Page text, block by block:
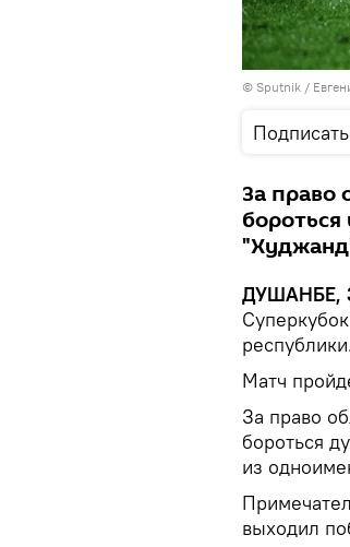
© Sputnik /
За право
ДУШАНБЕ,
Матч
За право
бороться
из
выходил